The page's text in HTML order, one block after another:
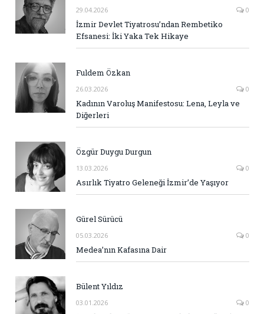
29.04.2026 0
İzmir Devlet Tiyatrosu’ndan Rembetiko
Efsanesi: İki Yaka Tek Hikaye
Fuldem Özkan
26.03.2026 0
Kadının Varoluş Manifestosu: Lena, Leyla ve
Diğerleri
Özgür Duygu Durgun
13.03.2026 0
Asırlık Tiyatro Geleneği İzmir’de Yaşıyor
Gürel Sürücü
05.03.2026 0
Medea’nın Kafasına Dair
Bülent Yıldız
03.01.2026 0